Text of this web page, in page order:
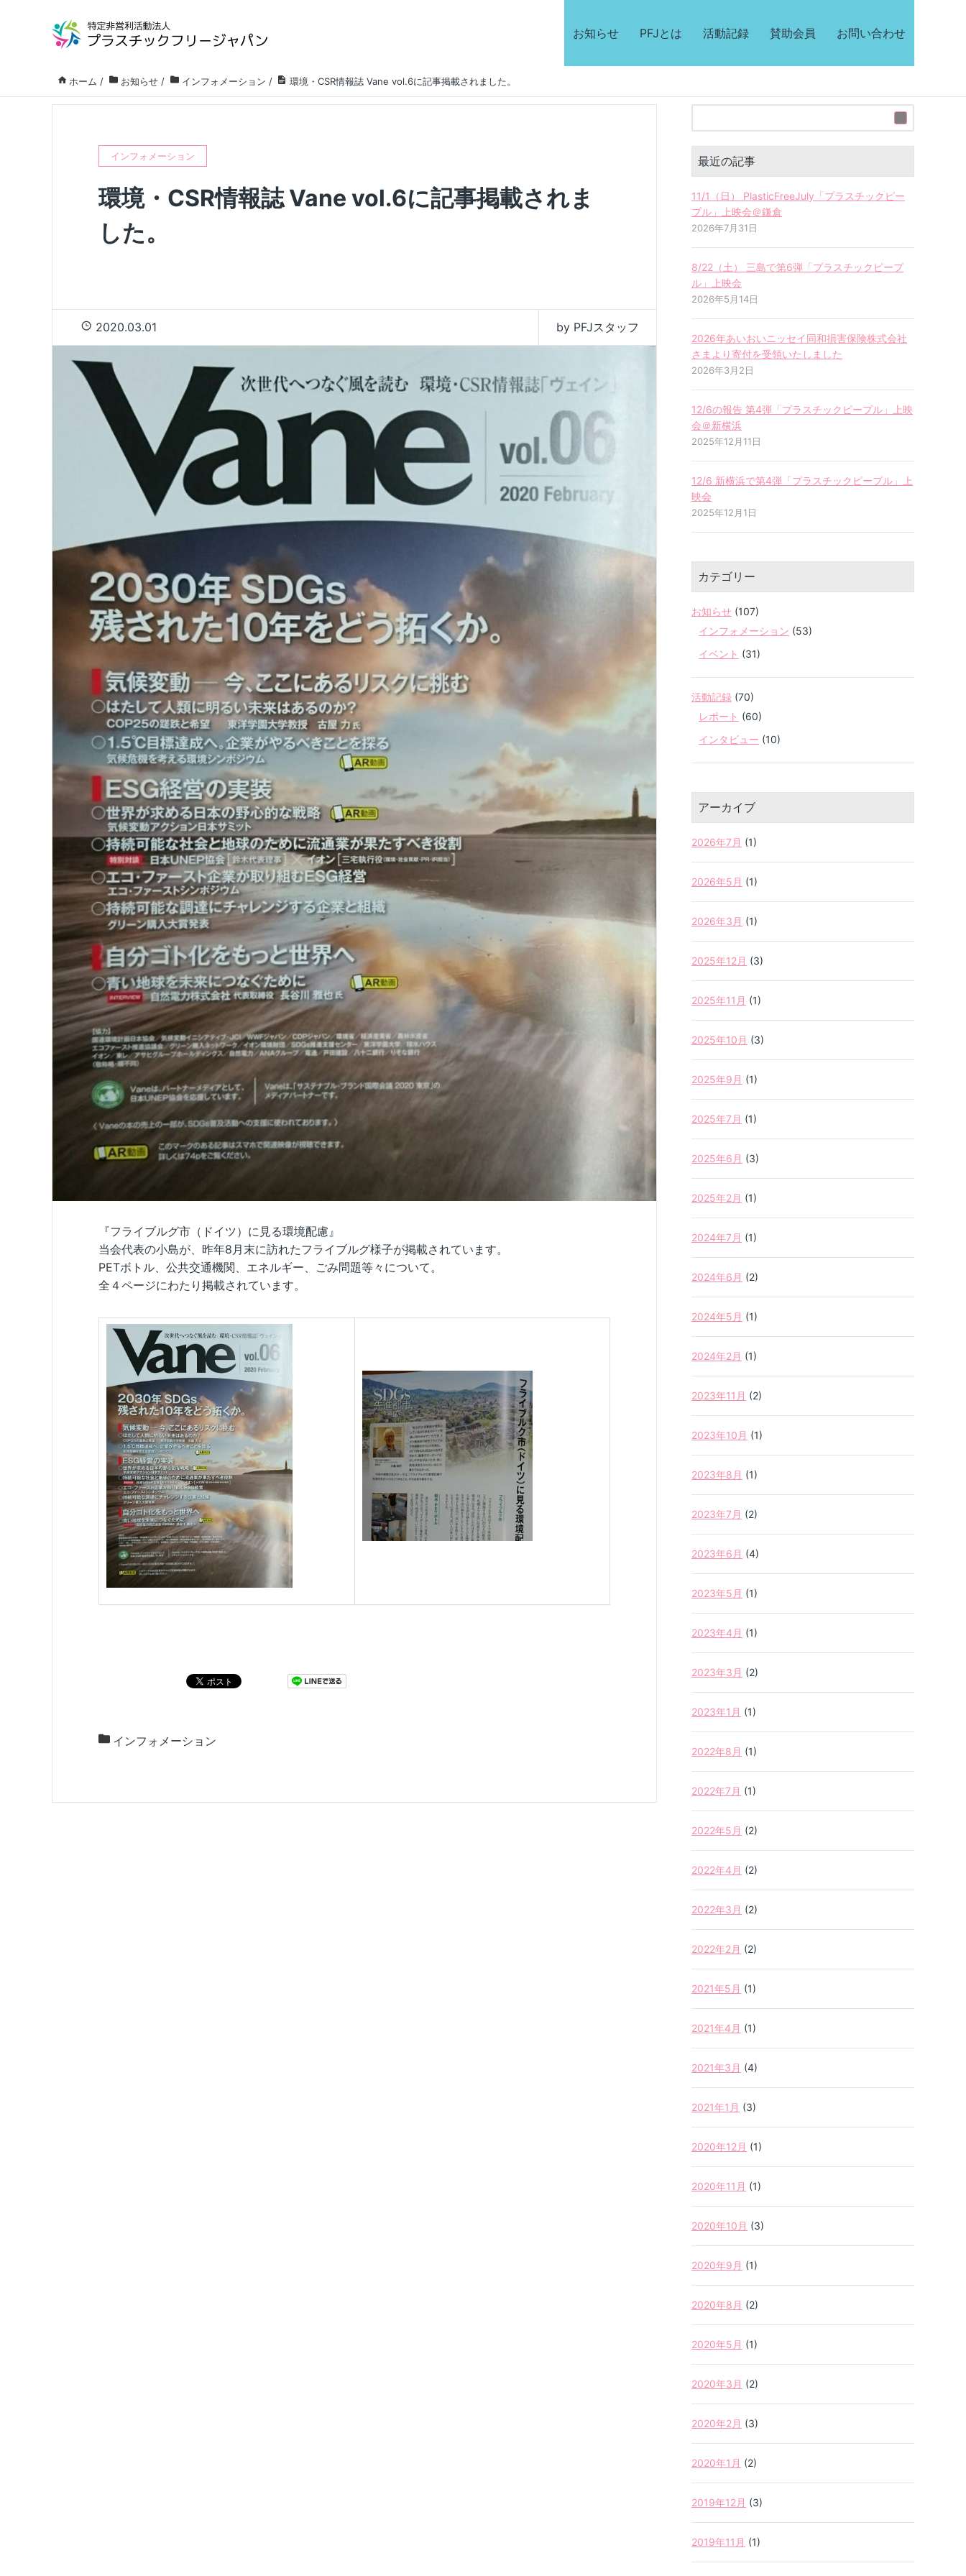
お知らせ PFJとは 活動記録 賛助会員 お問い合わせ
ホーム / お知らせ / インフォメーション / 環境・CSR情報誌 Vane vol.6に記事掲載されました。
インフォメーション
環境・CSR情報誌 Vane vol.6に記事掲載されま
した。
2020.03.01 by PFJスタッフ
『フライブルグ市（ドイツ）に見る環境配慮』
当会代表の小島が、昨年8月末に訪れたフライブルグ様子が掲載されています。
PETボトル、公共交通機関、エネルギー、ごみ問題等々について。
全４ページにわたり掲載されています。
インフォメーション
最近の記事
11/1（日） PlasticFreeJuly「プラスチックピー
プル」上映会＠鎌倉
2026年7月31日
8/22（土） 三島で第6弾「プラスチックピープ
ル」上映会
2026年5月14日
2026年あいおいニッセイ同和損害保険株式会社
さまより寄付を受領いたしました
2026年3月2日
12/6の報告 第4弾「プラスチックピープル」上映
会＠新横浜
2025年12月11日
12/6 新横浜で第4弾「プラスチックピープル」上
映会
2025年12月1日
カテゴリー
お知らせ (107)
インフォメーション (53)
イベント (31)
活動記録 (70)
レポート (60)
インタビュー (10)
アーカイブ
2026年7月 (1)
2026年5月 (1)
2026年3月 (1)
2025年12月 (3)
2025年11月 (1)
2025年10月 (3)
2025年9月 (1)
2025年7月 (1)
2025年6月 (3)
2025年2月 (1)
2024年7月 (1)
2024年6月 (2)
2024年5月 (1)
2024年2月 (1)
2023年11月 (2)
2023年10月 (1)
2023年8月 (1)
2023年7月 (2)
2023年6月 (4)
2023年5月 (1)
2023年4月 (1)
2023年3月 (2)
2023年1月 (1)
2022年8月 (1)
2022年7月 (1)
2022年5月 (2)
2022年4月 (2)
2022年3月 (2)
2022年2月 (2)
2021年5月 (1)
2021年4月 (1)
2021年3月 (4)
2021年1月 (3)
2020年12月 (1)
2020年11月 (1)
2020年10月 (3)
2020年9月 (1)
2020年8月 (2)
2020年5月 (1)
2020年3月 (2)
2020年2月 (3)
2020年1月 (2)
2019年12月 (3)
2019年11月 (1)